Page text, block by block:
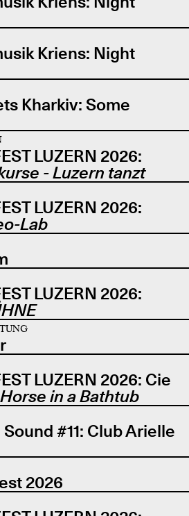
Kriens: Night
Kharkiv: Some
LUZERN 2026:
- Luzern tanzt
LUZERN 2026:
Lab
LUZERN 2026:
LUZERN 2026: Cie
in a Bathtub
#11: Club Arielle
2026